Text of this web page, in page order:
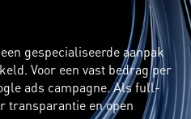
gespecialiseerde aanpak
Voor een vast bedrag per
ads campagne. Als full-
transparantie en open